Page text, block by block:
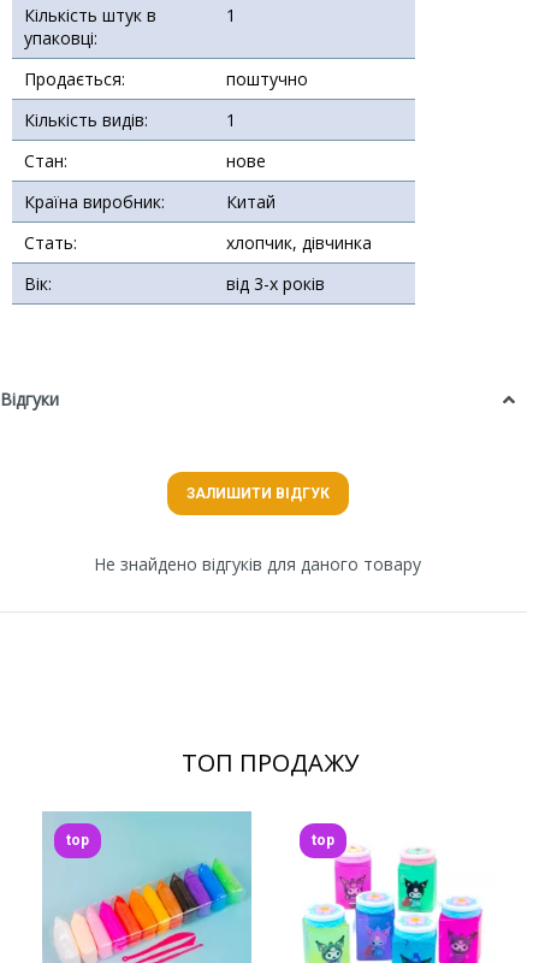
Кількість штук в
упаковці:
1
Продається:
поштучно
Кількість видів:
1
Стан:
нове
Країна виробник:
Китай
Стать:
хлопчик, дівчинка
Вік:
від 3-х років
Відгуки
ЗАЛИШИТИ ВІДГУК
Не знайдено відгуків для даного товару
ТОП ПРОДАЖУ
top top